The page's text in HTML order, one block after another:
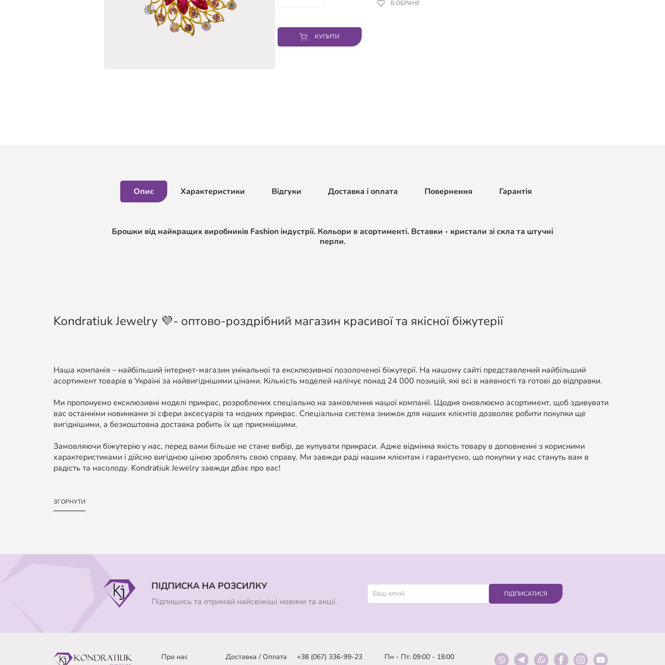
В ОБРАНЕ
КУПИТИ
Опис Характеристики Відгуки Доставка і оплата Повернення Гарантія
Брошки від найкращих виробників Fashion індустрії. Кольори в асортименті. Вставки - кристали зі скла та штучні
перли.
Kondratiuk Jewelry 💜- оптово-роздрібний магазин красивої та якісної біжутерії
Наша компанія – найбільший інтернет-магазин унікальної та ексклюзивної позолоченої біжутерії. На нашому сайті представлений найбільший
асортимент товарів в Україні за найвигіднішими цінами. Кількість моделей налічує понад 24 000 позицій, які всі в наявності та готові до відправки.
Ми пропонуємо ексклюзивні моделі прикрас, розроблених спеціально на замовлення нашої компанії. Щодня оновлюємо асортимент, щоб здивувати
вас останніми новинками зі сфери аксесуарів та модних прикрас. Спеціальна система знижок для наших клієнтів дозволяє робити покупки ще
вигіднішими, а безкоштовна доставка робить їх ще приємнішими.
Замовляючи біжутерію у нас, перед вами більше не стане вибір, де купувати прикраси. Адже відмінна якість товару в доповненні з корисними
характеристиками і дійсно вигідною ціною зроблять свою справу. Ми завжди раді нашим клієнтам і гарантуємо, що покупки у нас стануть вам в
радість та насолоду. Kondratiuk Jewelry завжди дбає про вас!
ЗГОРНУТИ
ПІДПИСКА НА РОЗСИЛКУ
Підпишись та отримай найсвіжіші новини та акції.
ПІДПИСАТИСЯ
Про нас Доставка / Оплата +38 (067) 336-99-23 Пн - Пт: 09:00 - 18:00